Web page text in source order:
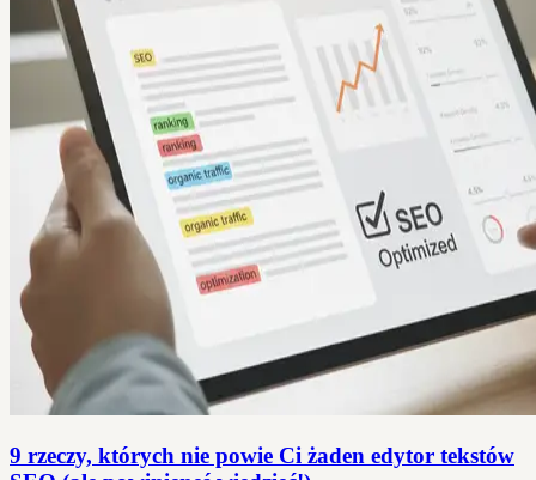
9 rzeczy, których nie powie Ci żaden edytor tekstów